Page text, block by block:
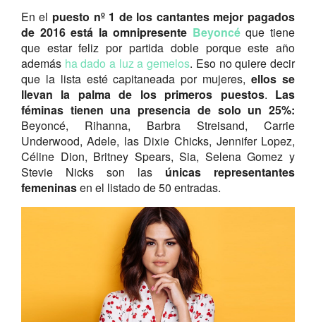
En el puesto nº 1 de los cantantes mejor pagados
de 2016 está la omnipresente Beyoncé que tiene
que estar feliz por partida doble porque este año
además ha dado a luz a gemelos. Eso no quiere decir
que la lista esté capitaneada por mujeres, ellos se
llevan la palma de los primeros puestos. Las
féminas tienen una presencia de solo un 25%:
Beyoncé, Rihanna, Barbra Streisand, Carrie
Underwood, Adele, las Dixie Chicks, Jennifer Lopez,
Céline Dion, Britney Spears, Sia, Selena Gomez y
Stevie Nicks son las únicas representantes
femeninasen el listado de 50 entradas.